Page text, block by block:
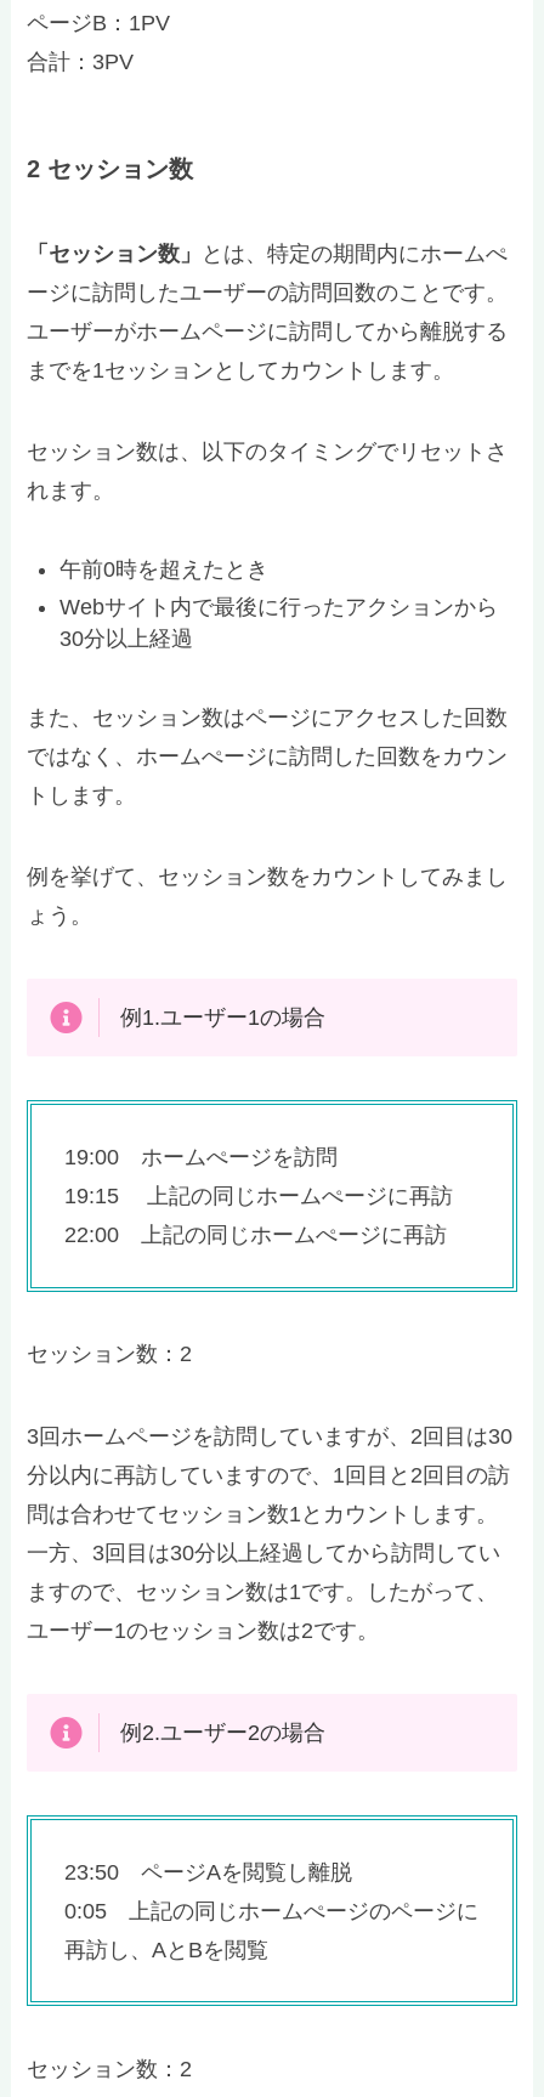
ページB：1PV
合計：3PV
2 セッション数
「セッション数」
とは、特定の期間内にホームぺ
ージに訪問したユーザーの訪問回数のことです。
ユーザーがホームページに訪問してから離脱する
までを1セッションとしてカウントします。
セッション数は、以下のタイミングでリセットさ
れます。
午前0時を超えたとき
Webサイト内で最後に行ったアクションから
30分以上経過
また、セッション数はページにアクセスした回数
ではなく、ホームぺージに訪問した回数をカウン
トします。
例を挙げて、セッション数をカウントしてみまし
ょう。
例1.ユーザー1の場合
19:00 ホームぺージを訪問
19:15 上記の同じホームぺージに再訪
22:00 上記の同じホームぺージに再訪
セッション数：2
3回ホームページを訪問していますが、2回目は30
分以内に再訪していますので、1回目と2回目の訪
問は合わせてセッション数1とカウントします。
一方、3回目は30分以上経過してから訪問してい
ますので、セッション数は1です。したがって、
ユーザー1のセッション数は2です。
例2.ユーザー2の場合
23:50 ページAを閲覧し離脱
0:05 上記の同じホームぺージのページに
再訪し、AとBを閲覧
セッション数：2